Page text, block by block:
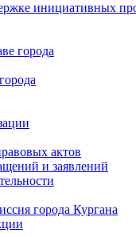
инициативных
города
актов
и заявлений
города Кургана